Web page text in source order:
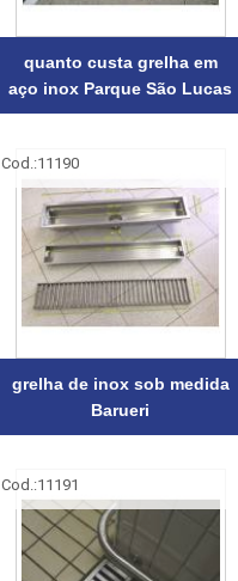
quanto custa grelha em
aço inox Parque São Lucas
Cod.:11190
grelha de inox sob medida
Barueri
Cod.:11191